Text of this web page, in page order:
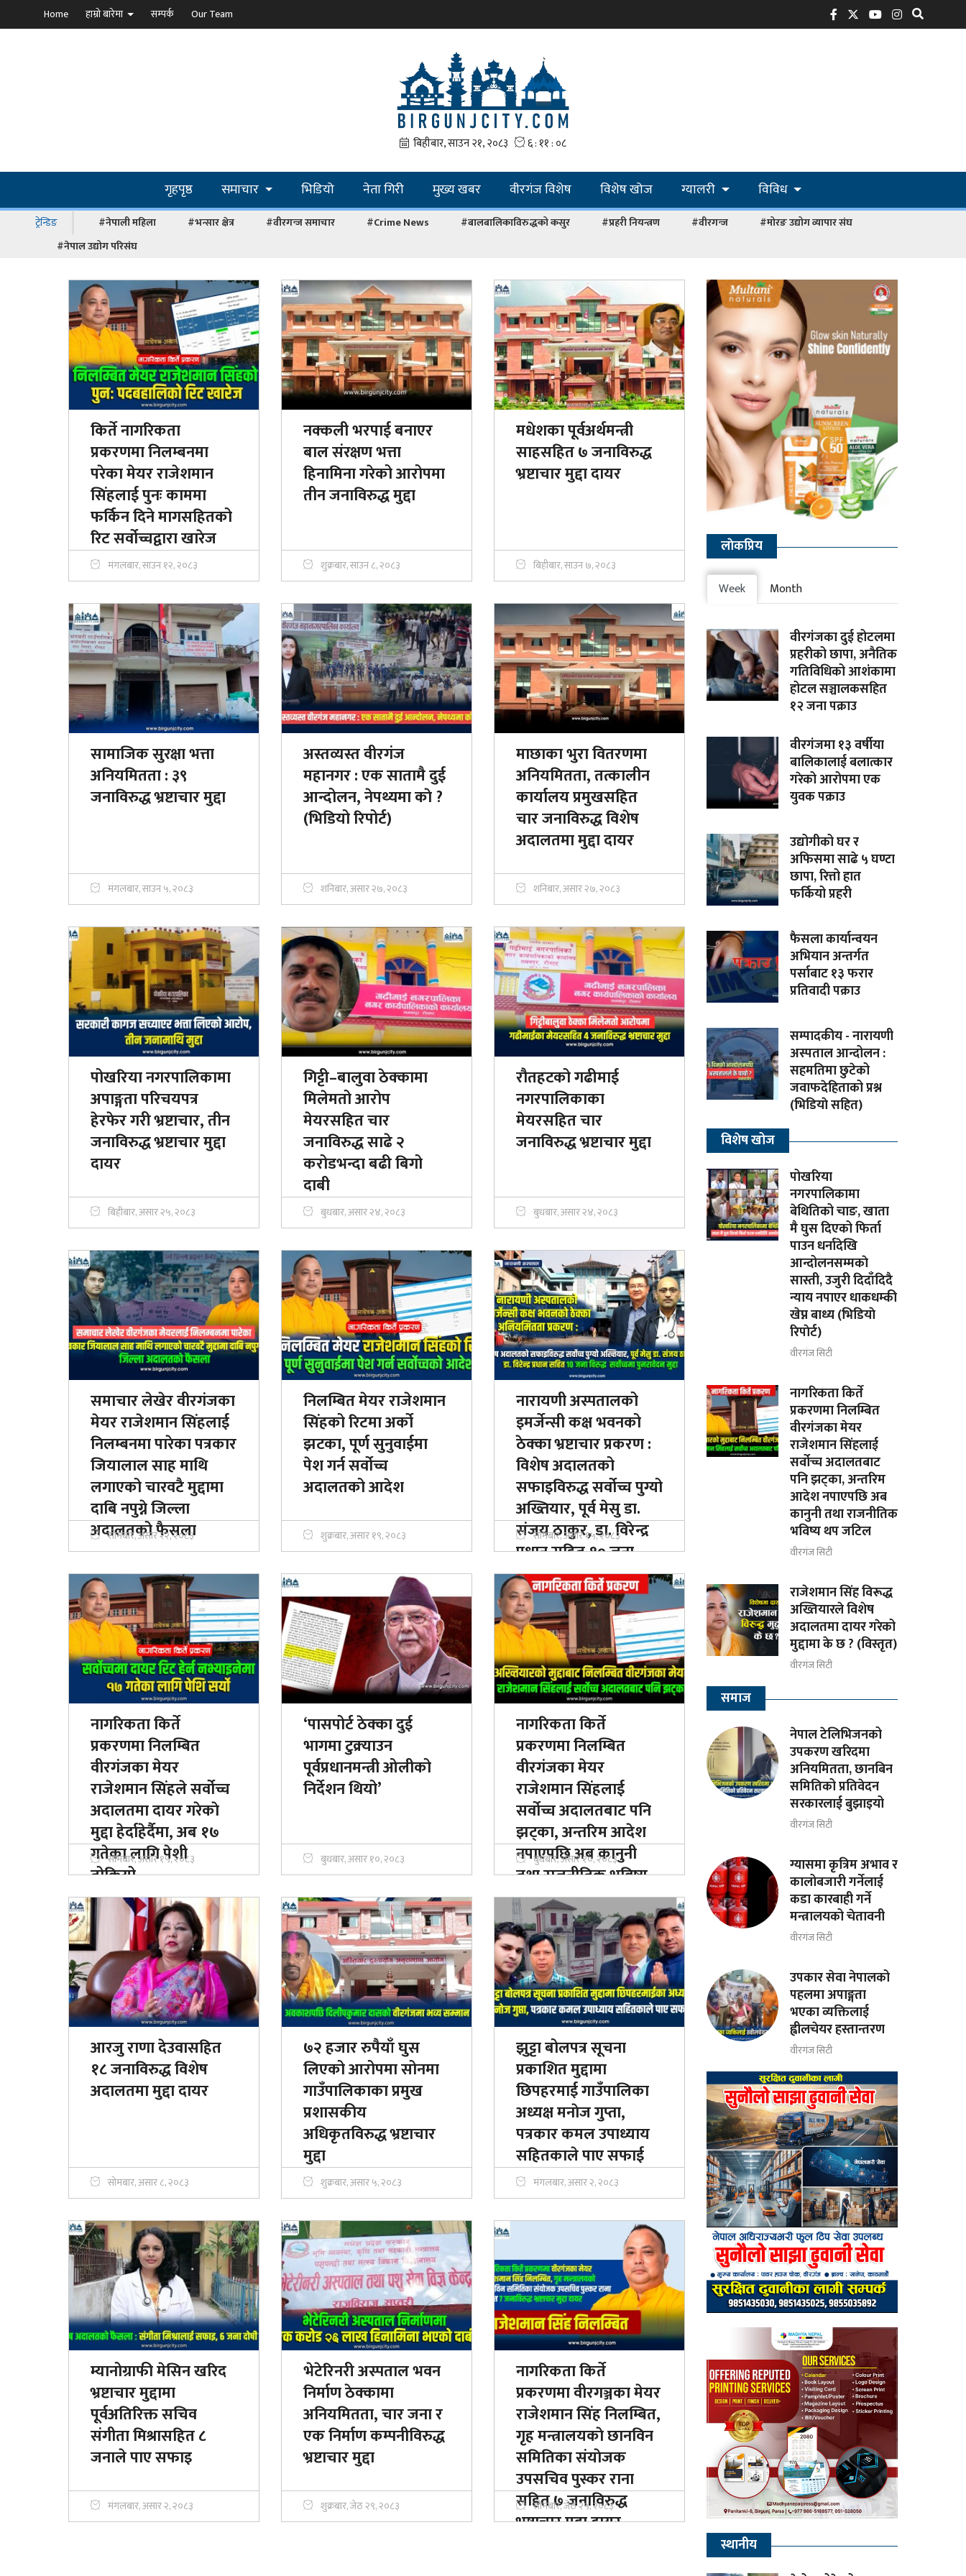
Home हाम्रो बारेमा सम्पर्क Our Team
गृहपृष्ठ समाचार भिडियो नेता गिरी मुख्य खबर वीरगंज विशेष विशेष खोज ग्यालरी विविध
ट्रेन्डिङ #नेपाली महिला #भन्सार क्षेत्र #वीरगन्ज समाचार #Crime News #बालबालिकाविरुद्धको कसुर #प्रहरी नियन्त्रण #वीरगन्ज
#मोरङ उद्योग व्यापार संघ
#नेपाल उद्योग परिसंघ
किर्ते नागरिकता
प्रकरणमा निलम्बनमा
परेका मेयर राजेशमान
सिंहलाई पुनः काममा
फर्किन दिने मागसहितको
रिट सर्वोच्चद्वारा खारेज
मंगलबार, साउन १२, २०८३
नक्कली भरपाई बनाएर
बाल संरक्षण भत्ता
हिनामिना गरेको आरोपमा
तीन जनाविरुद्ध मुद्दा
शुक्रबार, साउन ८, २०८३
मधेशका पूर्वअर्थमन्त्री
साहसहित ७ जनाविरुद्ध
भ्रष्टाचार मुद्दा दायर
बिहीबार, साउन ७, २०८३
सामाजिक सुरक्षा भत्ता
अनियमितता : ३९
जनाविरुद्ध भ्रष्टाचार मुद्दा
मंगलबार, साउन ५, २०८३
अस्तव्यस्त वीरगंज
महानगर : एक सातामै दुई
आन्दोलन, नेपथ्यमा काे ?
(भिडियो रिपोर्ट)
शनिबार, असार २७, २०८३
माछाका भुरा वितरणमा
अनियमितता, तत्कालीन
कार्यालय प्रमुखसहित
चार जनाविरुद्ध विशेष
अदालतमा मुद्दा दायर
शनिबार, असार २७, २०८३
पोखरिया नगरपालिकामा
अपाङ्गता परिचयपत्र
हेरफेर गरी भ्रष्टाचार, तीन
जनाविरुद्ध भ्रष्टाचार मुद्दा
दायर
बिहीबार, असार २५, २०८३
गिट्टी–बालुवा ठेक्कामा
मिलेमतो आरोप
मेयरसहित चार
जनाविरुद्ध साढे २
करोडभन्दा बढी बिगो
दाबी
बुधबार, असार २४, २०८३
रौतहटको गढीमाई
नगरपालिकाका
मेयरसहित चार
जनाविरुद्ध भ्रष्टाचार मुद्दा
बुधबार, असार २४, २०८३
समाचार लेखेर वीरगंजका
मेयर राजेशमान सिंहलाई
निलम्बनमा पारेका पत्रकार
जियालाल साह माथि
लगाएको चारवटै मुद्दामा
दाबि नपुग्ने जिल्ला
अदालतको फैसला
सोमबार, असार २२, २०८३
निलम्बित मेयर राजेशमान
सिंहको रिटमा अर्को
झटका, पूर्ण सुनुवाईमा
पेश गर्न सर्वोच्च
अदालतको आदेश
शुक्रबार, असार १९, २०८३
नारायणी अस्पतालको
इमर्जेन्सी कक्ष भवनको
ठेक्का भ्रष्टाचार प्रकरण :
विशेष अदालतको
सफाइविरुद्ध सर्वोच्च पुग्यो
अख्तियार, पूर्व मेसु डा.
संजय ठाकुर, डा. विरेन्द्र
प्रधान सहित १० जना
विरुद्ध सर्व
सोमबार, असार १५, २०८३
नागरिकता किर्ते
प्रकरणमा निलम्बित
वीरगंजका मेयर
राजेशमान सिंहले सर्वोच्च
अदालतमा दायर गरेकाे
मुद्दा हेर्दाहेर्दैमा, अब १७
गतेका लागि पेशी
तोकियो
सोमबार, असार १५, २०८३
‘पासपोर्ट ठेक्का दुई
भागमा टुक्र्याउन
पूर्वप्रधानमन्त्री ओलीको
निर्देशन थियो’
बुधबार, असार १०, २०८३
नागरिकता किर्ते
प्रकरणमा निलम्बित
वीरगंजका मेयर
राजेशमान सिंहलाई
सर्वोच्च अदालतबाट पनि
झट्का, अन्तरिम आदेश
नपाएपछि अब कानुनी
तथा राजनीतिक भविष्य
थप जटिल
बुधबार, असार १०, २०८३
आरजु राणा देउवासहित
१८ जनाविरुद्ध विशेष
अदालतमा मुद्दा दायर
सोमबार, असार ८, २०८३
७२ हजार रुपैयाँ घुस
लिएको आरोपमा सोनमा
गाउँपालिकाका प्रमुख
प्रशासकीय
अधिकृतविरुद्ध भ्रष्टाचार
मुद्दा
शुक्रबार, असार ५, २०८३
​झुट्टा बोलपत्र सूचना
प्रकाशित मुद्दामा
छिपहरमाई गाउँपालिका
अध्यक्ष मनाेज गुप्ता,
पत्रकार कमल उपाध्याय
सहितकाले पाए सफाई
मंगलबार, असार २, २०८३
म्यानोग्राफी मेसिन खरिद
भ्रष्टाचार मुद्दामा
पूर्वअतिरिक्त सचिव
संगीता मिश्रासहित ८
जनाले पाए सफाइ
मंगलबार, असार २, २०८३
भेटेरिनरी अस्पताल भवन
निर्माण ठेक्कामा
अनियमितता, चार जना र
एक निर्माण कम्पनीविरुद्ध
भ्रष्टाचार मुद्दा
शुक्रबार, जेठ २९, २०८३
नागरिकता किर्ते
प्रकरणमा वीरगञ्जका मेयर
राजेशमान सिंह निलम्बित,
गृह मन्त्रालयकाे छानविन
समितिका संयाेजक
उपसचिव पुस्कर राना
सहित ७ जनाविरुद्ध
भ्रष्टाचार मुद्दा दायर
सोमबार, जेठ २५, २०८३
लाेकप्रिय
Week Month
वीरगंजका दुई होटलमा
प्रहरीको छापा, अनैतिक
गतिविधिको आशंकामा
होटल सञ्चालकसहित
१२ जना पक्राउ
वीरगंजमा १३ वर्षीया
बालिकालाई बलात्कार
गरेको आरोपमा एक
युवक पक्राउ
उद्योगीको घर र
अफिसमा साढे ५ घण्टा
छापा, रित्तो हात
फर्कियो प्रहरी
फैसला कार्यान्वयन
अभियान अन्तर्गत
पर्साबाट १३ फरार
प्रतिवादी पक्राउ
सम्पादकीय - नारायणी
अस्पताल आन्दोलन :
सहमतिमा छुटेको
जवाफदेहिताको प्रश्न
(भिडियाे सहित)
विशेष खोज
पोखरिया
नगरपालिकामा
बेथितिको चाङ, खाता
मै घुस दिएको फिर्ता
पाउन धर्नादेखि
आन्दोलनसम्मकाे
सास्ती, उजुरी दिदाँदिदै
न्याय नपाएर धाकधम्की
खेप्न बाध्य (भिडियाे
रिपाेर्ट)
वीरगंज सिटी
नागरिकता किर्ते
प्रकरणमा निलम्बित
वीरगंजका मेयर
राजेशमान सिंहलाई
सर्वोच्च अदालतबाट
पनि झट्का, अन्तरिम
आदेश नपाएपछि अब
कानुनी तथा राजनीतिक
भविष्य थप जटिल
वीरगंज सिटी
राजेशमान सिंह विरूद्ध
अख्तियारले विशेष
अदालतमा दायर गरेको
मुद्दामा के छ ? (विस्तृत)
वीरगंज सिटी
समाज
नेपाल टेलिभिजनको
उपकरण खरिदमा
अनियमितता, छानबिन
समितिको प्रतिवेदन
सरकारलाई बुझाइयो
वीरगंज सिटी
ग्यासमा कृत्रिम अभाव र
कालोबजारी गर्नेलाई
कडा कारबाही गर्ने
मन्त्रालयको चेतावनी
वीरगंज सिटी
उपकार सेवा नेपालको
पहलमा अपाङ्गता
भएका व्यक्तिलाई
ह्वीलचेयर हस्तान्तरण
वीरगंज सिटी
स्थानीय